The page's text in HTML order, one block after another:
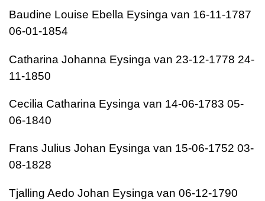
Baudine Louise Ebella Eysinga van 16-11-1787
06-01-1854
Catharina Johanna Eysinga van 23-12-1778 24-
11-1850
Cecilia Catharina Eysinga van 14-06-1783 05-
06-1840
Frans Julius Johan Eysinga van 15-06-1752 03-
08-1828
Tjalling Aedo Johan Eysinga van 06-12-1790